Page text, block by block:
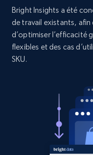
1.3K+
specified
URL, Product id,
Rating, Reviews
and more.
1.3K+
Bright Insights a été
de travail existants, afin
d’optimiser l’efficacité
flexibles et des cas
SKU.